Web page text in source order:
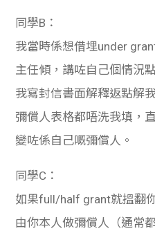
同學B：
我當時係想借埋under
主任傾，講咗自己個情況
我寫封信書面解釋返點解
彌償人表格都唔洗我填，
變咗係自己嘅彌償人。
同學C：
如果full/half grant就搵翻
由你本人做彌償人（通常